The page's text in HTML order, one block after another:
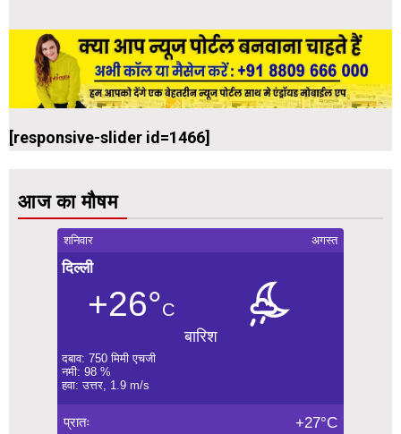
[responsive-slider id=1466]
आज का मौषम
शनिवार अगस्त
दिल्ली
+26°C
बारिश
दबाव: 750 मिमी एचजी
नमी: 98 %
हवा: उत्तर, 1.9 m/s
प्रातः +27°C